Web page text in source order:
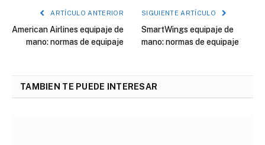
ARTÍCULO ANTERIOR
American Airlines equipaje de
mano: normas de equipaje
SIGUIENTE ARTÍCULO
SmartWings equipaje de
mano: normas de equipaje
TAMBIEN TE PUEDE INTERESAR